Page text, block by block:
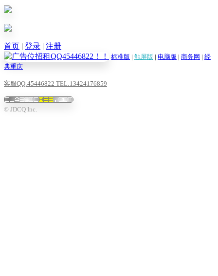
首页 | 登录 | 注册
标准版 | 触屏版 | 电脑版 | 商务网 | 经
典重庆
客服QQ:45446822 TEL:13424176859
© JDCQ Inc.